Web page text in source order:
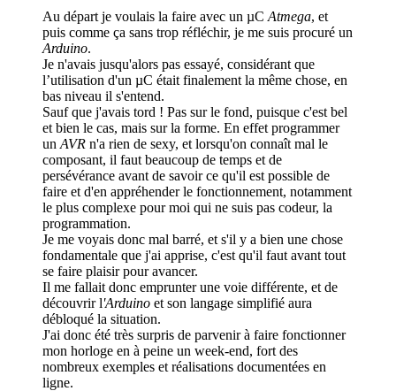
Au départ je voulais la faire avec un µC Atmega, et
puis comme ça sans trop réfléchir, je me suis procuré un
Arduino.
Je n'avais jusqu'alors pas essayé, considérant que
l’utilisation d'un µC était finalement la même chose, en
bas niveau il s'entend.
Sauf que j'avais tord ! Pas sur le fond, puisque c'est bel
et bien le cas, mais sur la forme. En effet programmer
un AVR n'a rien de sexy, et lorsqu'on connaît mal le
composant, il faut beaucoup de temps et de
persévérance avant de savoir ce qu'il est possible de
faire et d'en appréhender le fonctionnement, notamment
le plus complexe pour moi qui ne suis pas codeur, la
programmation.
Je me voyais donc mal barré, et s'il y a bien une chose
fondamentale que j'ai apprise, c'est qu'il faut avant tout
se faire plaisir pour avancer.
Il me fallait donc emprunter une voie différente, et de
découvrir l'Arduino et son langage simplifié aura
débloqué la situation.
J'ai donc été très surpris de parvenir à faire fonctionner
mon horloge en à peine un week-end, fort des
nombreux exemples et réalisations documentées en
ligne.